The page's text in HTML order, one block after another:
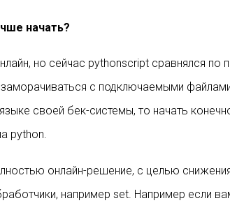
начать?
но сейчас pythonscript сравнялся по
с подключаемыми
своей бек-системы, то начать
python.
онлайн-решение, с целью
например set. Например если